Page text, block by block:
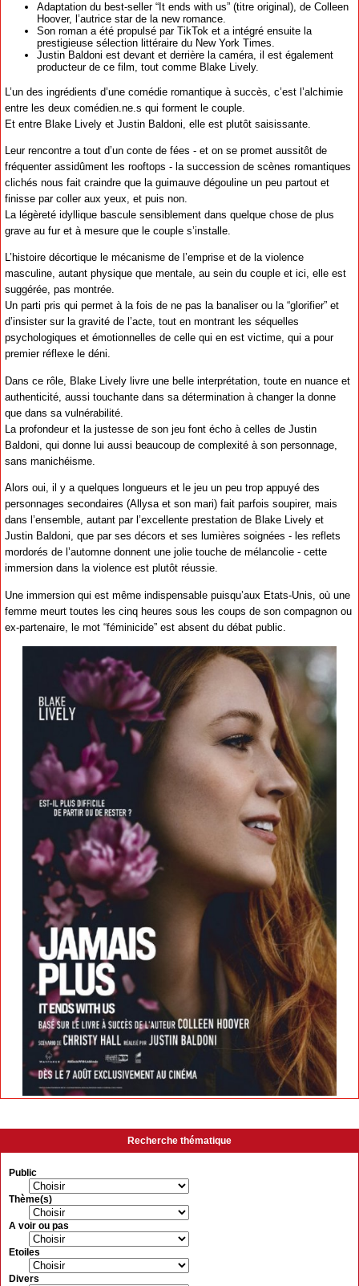
Adaptation du best-seller “It ends with us” (titre original), de Colleen
Hoover, l’autrice star de la new romance.
Son roman a été propulsé par TikTok et a intégré ensuite la
prestigieuse sélection littéraire du New York Times.
Justin Baldoni est devant et derrière la caméra, il est également
producteur de ce film, tout comme Blake Lively.
L’un des ingrédients d’une comédie romantique à succès, c’est l’alchimie
entre les deux comédien.ne.s qui forment le couple.
Et entre Blake Lively et Justin Baldoni, elle est plutôt saisissante.
Leur rencontre a tout d’un conte de fées - et on se promet aussitôt de
fréquenter assidûment les rooftops - la succession de scènes romantiques
clichés nous fait craindre que la guimauve dégouline un peu partout et
finisse par coller aux yeux, et puis non.
La légèreté idyllique bascule sensiblement dans quelque chose de plus
grave au fur et à mesure que le couple s’installe.
L’histoire décortique le mécanisme de l’emprise et de la violence
masculine, autant physique que mentale, au sein du couple et ici, elle est
suggérée, pas montrée.
Un parti pris qui permet à la fois de ne pas la banaliser ou la “glorifier” et
d’insister sur la gravité de l’acte, tout en montrant les séquelles
psychologiques et émotionnelles de celle qui en est victime, qui a pour
premier réflexe le déni.
Dans ce rôle, Blake Lively livre une belle interprétation, toute en nuance et
authenticité, aussi touchante dans sa détermination à changer la donne
que dans sa vulnérabilité.
La profondeur et la justesse de son jeu font écho à celles de Justin
Baldoni, qui donne lui aussi beaucoup de complexité à son personnage,
sans manichéisme.
Alors oui, il y a quelques longueurs et le jeu un peu trop appuyé des
personnages secondaires (Allysa et son mari) fait parfois soupirer, mais
dans l’ensemble, autant par l’excellente prestation de Blake Lively et
Justin Baldoni, que par ses décors et ses lumières soignées - les reflets
mordorés de l’automne donnent une jolie touche de mélancolie - cette
immersion dans la violence est plutôt réussie.
Une immersion qui est même indispensable puisqu’aux Etats-Unis, où une
femme meurt toutes les cinq heures sous les coups de son compagnon ou
ex-partenaire, le mot “féminicide” est absent du débat public.
Recherche thématique
Public
Thème(s)
A voir ou pas
Etoiles
Divers